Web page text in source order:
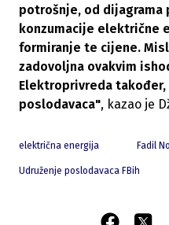
potrošnje, od
konzumacije električne
formiranje te cijene.
zadovoljna ovakvim
Elektroprivreda također,
poslodavaca", kazao je
električna energija Fadil
Udruženje poslodavaca FBih